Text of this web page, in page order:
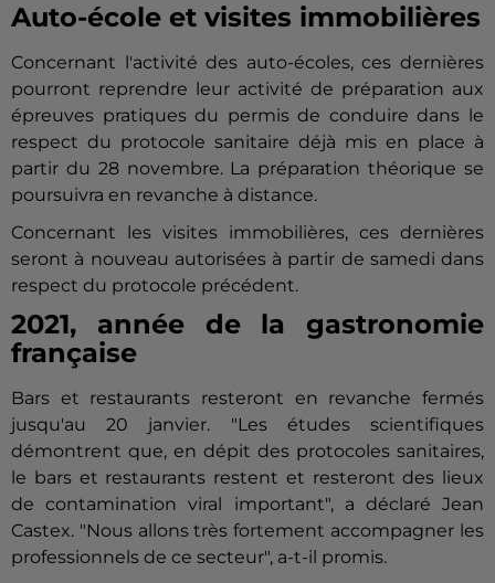
Auto-école et visites immobilières
Concernant l'activité des auto-écoles, ces dernières
pourront reprendre leur activité de préparation aux
épreuves pratiques du permis de conduire dans le
respect du protocole sanitaire déjà mis en place à
partir du 28 novembre. La préparation théorique se
poursuivra en revanche à distance.
Concernant les visites immobilières, ces dernières
seront à nouveau autorisées à partir de samedi dans
respect du protocole précédent.
2021, année de la gastronomie
française
Bars et restaurants resteront en revanche fermés
jusqu'au 20 janvier. "Les études scientifiques
démontrent que, en dépit des protocoles sanitaires,
le bars et restaurants restent et resteront des lieux
de contamination viral important", a déclaré Jean
Castex. "Nous allons très fortement accompagner les
professionnels de ce secteur", a-t-il promis.